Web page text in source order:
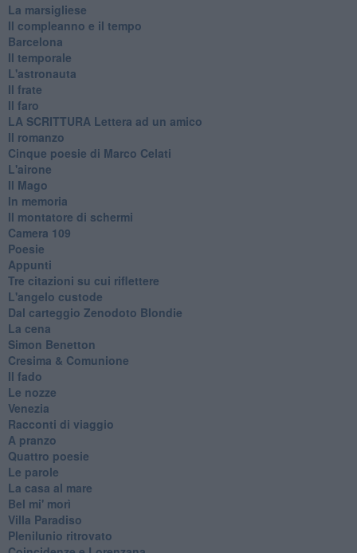
La marsigliese
Il compleanno e il tempo
Barcelona
Il temporale
L'astronauta
Il frate
Il faro
​LA SCRITTURA Lettera ad un amico
Il romanzo
Cinque poesie di Marco Celati
L'airone
Il Mago
In memoria
Il montatore di schermi
Camera 109
Poesie
Appunti
Tre citazioni su cui riflettere
L'angelo custode
Dal carteggio Zenodoto Blondie
La cena
Simon Benetton
Cresima & Comunione
Il fado
Le nozze
Venezia
Racconti di viaggio
A pranzo
Quattro poesie
Le parole
La casa al mare
Bel mi' morì
Villa Paradiso
Plenilunio ritrovato